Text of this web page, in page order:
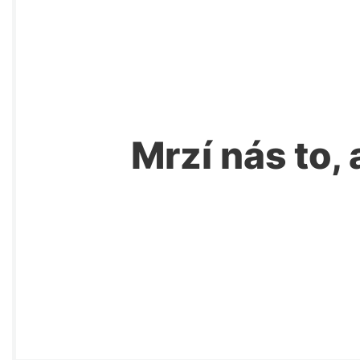
Mrzí nás to,